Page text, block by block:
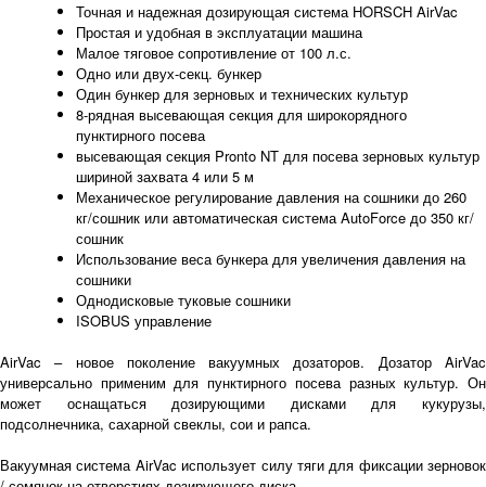
Точная и надежная дозирующая система HORSCH AirVac
Простая и удобная в эксплуатации машина
Малое тяговое сопротивление от 100 л.с.
Одно или двух-секц. бункер
Один бункер для зерновых и технических культур
8-рядная высевающая секция для широкорядного
пунктирного посева
высевающая секция Pronto NT для посева зерновых культур
шириной захвата 4 или 5 м
Механическое регулирование давления на сошники до 260
кг/сошник или автоматическая система AutoForce до 350 кг/
сошник
Использование веса бункера для увеличения давления на
сошники
Однодисковые туковые сошники
ISOBUS управление
AirVac – новое поколение вакуумных дозаторов. Дозатор AirVac
универсально применим для пунктирного посева разных культур. Он
может оснащаться дозирующими дисками для кукурузы,
подсолнечника, сахарной свеклы, сои и рапса.
Вакуумная система AirVac использует силу тяги для фиксации зерновок